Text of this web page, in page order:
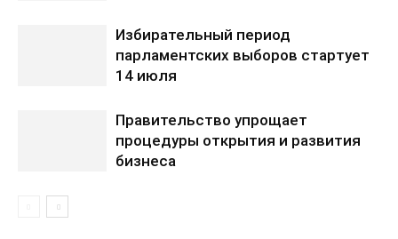
Избирательный период
парламентских выборов стартует
14 июля
Правительство упрощает
процедуры открытия и развития
бизнеса